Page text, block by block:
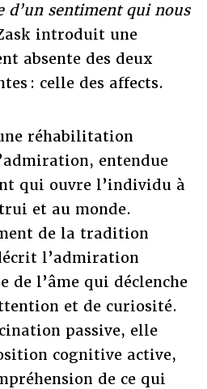
d’un sentiment qui nous
introduit une
absente des deux
: celle des affects.
réhabilitation
entendue
qui ouvre l’individu à
et au monde.
de la tradition
l’admiration
de l’âme qui déclenche
et de curiosité.
passive, elle
cognitive active,
de ce qui